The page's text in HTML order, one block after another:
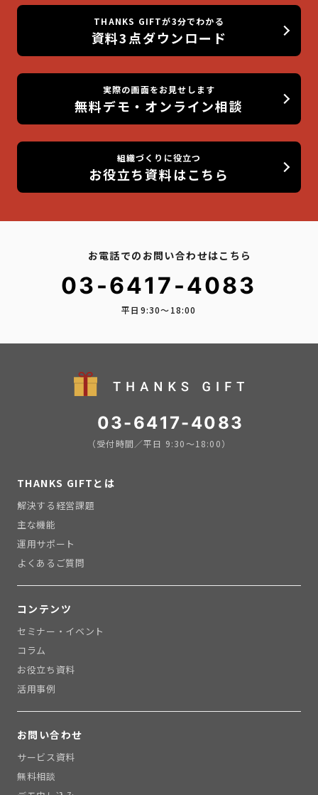
THANKS GIFTが3分でわかる
資料3点ダウンロード
実際の画面をお見せします
無料デモ・オンライン相談
組織づくりに役立つ
お役立ち資料はこちら
お電話でのお問い合わせはこちら
03-6417-4083
平日9:30〜18:00
03-6417-4083
（受付時間／平日 9:30〜18:00）
THANKS GIFTとは
解決する経営課題
主な機能
運用サポート
よくあるご質問
コンテンツ
セミナー・イベント
コラム
お役立ち資料
活用事例
お問い合わせ
サービス資料
無料相談